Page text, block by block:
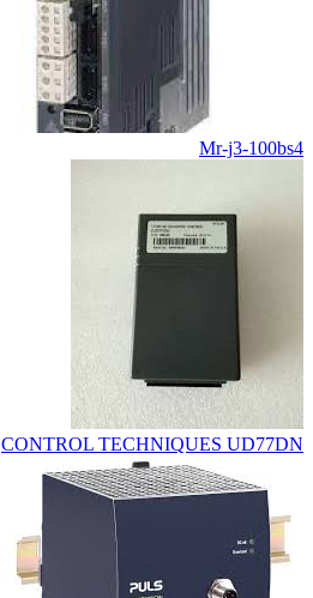
Mr-j3-100bs4
CONTROL TECHNIQUES UD77DN